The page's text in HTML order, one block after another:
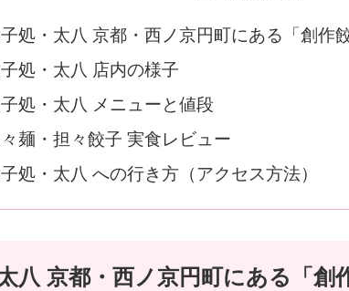
処・太八 京都・西ノ京円町にある「創作
処・太八 店内の様子
処・太八 メニューと値段
麺・担々餃子 実食レビュー
処・太八 への行き方（アクセス方法）
八 京都・西ノ京円町にある「創